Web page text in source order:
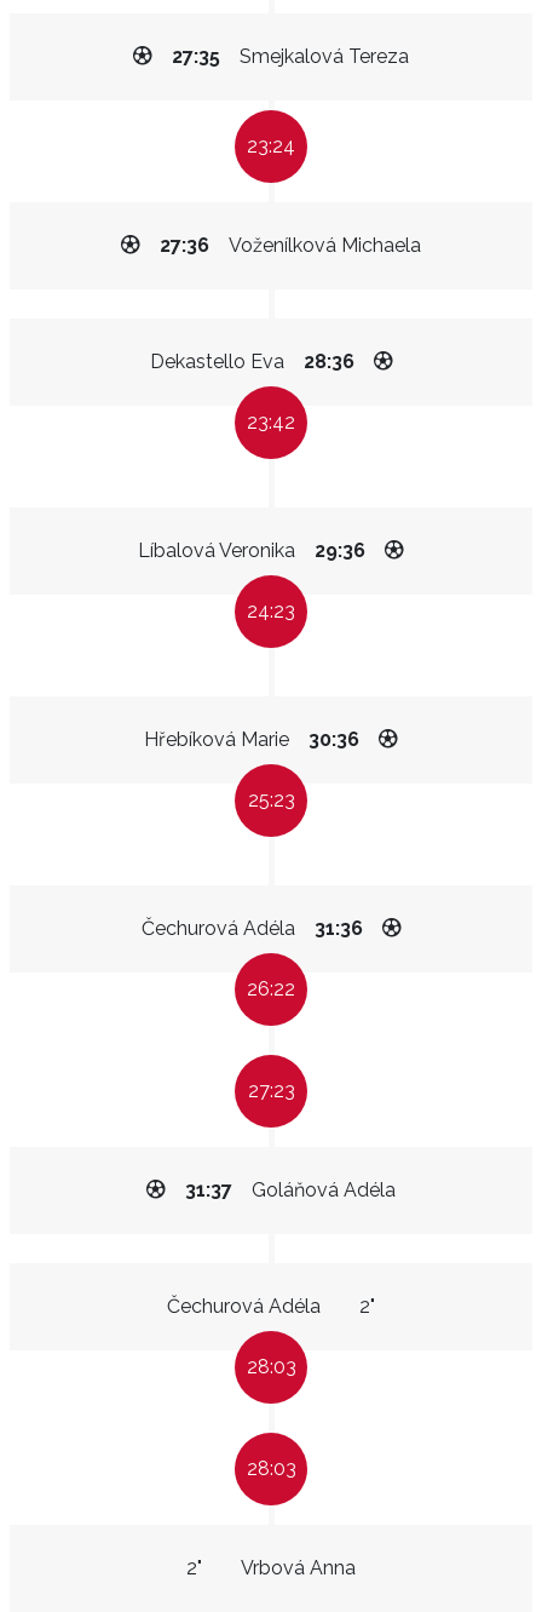
Smejkalová Tereza
27:35
23:24
Voženílková Michaela
27:36
Dekastello Eva 28:36
23:42
Líbalová Veronika 29:36
24:23
Hřebíková Marie 30:36
25:23
Čechurová Adéla 31:36
26:22
27:23
Goláňová Adéla
31:37
Čechurová Adéla 2"
28:03
28:03
Vrbová Anna
2"